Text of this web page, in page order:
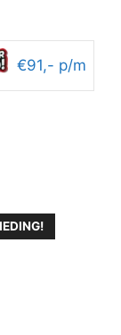
€91,- p/m